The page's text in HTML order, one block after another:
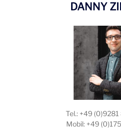
DANNY
Tel.: +49
Mobil: +49